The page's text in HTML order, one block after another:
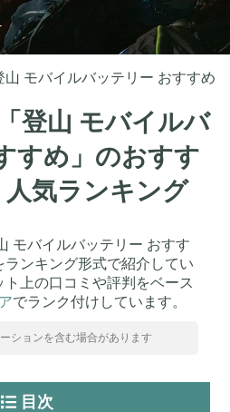
山 モバイルバッテリー おすすめ
「登山 モバイルバ
すめ」のおすす
人気ランキング
モバイルバッテリー おすす
ンキング形式で紹介してい
上の口コミや評判をベース
でランク付けしています。
ションを含む場合があります
目次